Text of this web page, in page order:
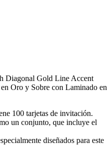
Diagonal Gold Line Accent
Oro y Sobre con Laminado en
100 tarjetas de invitación.
un conjunto, que incluye el
diseñados para este